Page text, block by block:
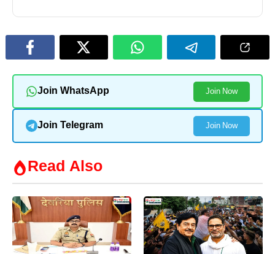
Join WhatsApp Join Now
Join Telegram Join Now
Read Also